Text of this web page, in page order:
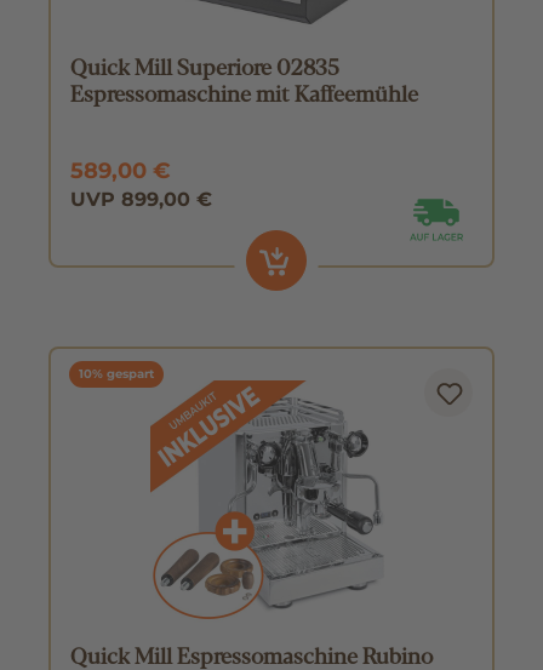
Quick Mill Superiore 02835
Espressomaschine mit Kaffeemühle
589,00 €
UVP 899,00 €
10% gespart
Quick Mill Espressomaschine Rubino